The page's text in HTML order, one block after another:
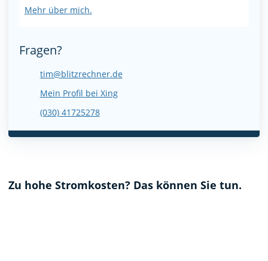
Mehr über mich.
Fragen?
tim@blitzrechner.de
Mein Profil bei Xing
(030) 41725278
Zu hohe Stromkosten? Das können Sie tun.